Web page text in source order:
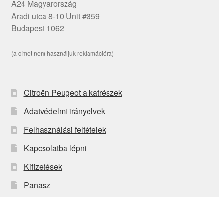
A24 Magyarország
Aradi utca 8-10 Unit #359
Budapest 1062
(a címet nem használjuk reklamációra)
Citroën Peugeot alkatrészek
Adatvédelmi irányelvek
Felhasználási feltételek
Kapcsolatba lépni
Kifizetések
Panasz